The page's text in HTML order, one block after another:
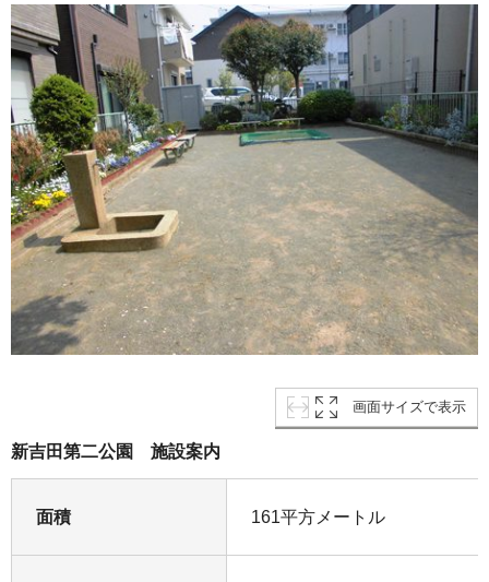
画面サイズで表示
新吉田第二公園 施設案内
面積 161平方メートル